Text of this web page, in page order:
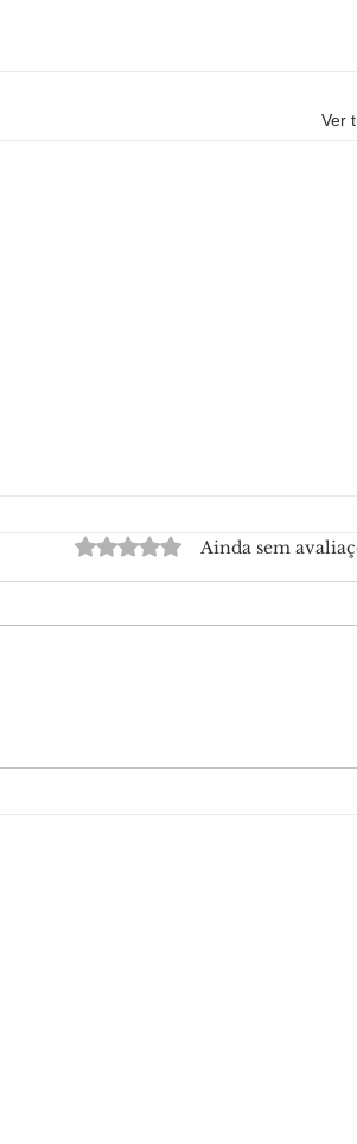
Ver
Menino de 3 anos é encontrado
Avaliado com 0 de 5 estrelas.
Ainda sem